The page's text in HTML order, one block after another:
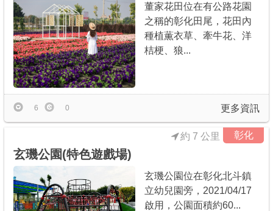
董家花田位在有公路花園
之稱的彰化田尾，花田內
種植薫衣草、牽牛花、洋
桔梗、狼...
更多資訊
6 0
彰化
約 7 公里
玄璣公園(特色遊戲場)
玄璣公園位在彰化北斗鎮
立幼兒園旁，2021/04/17
啟用，公園面積約60...